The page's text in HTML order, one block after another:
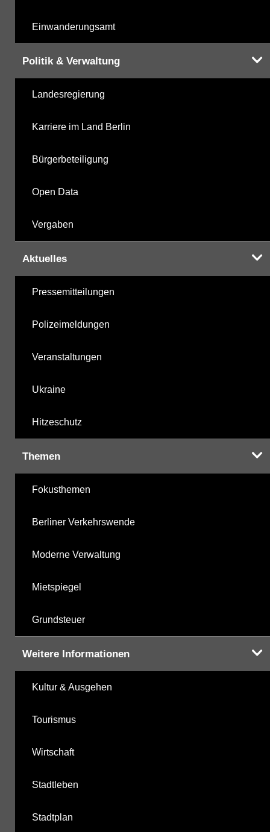
Einwanderungsamt
Politik & Verwaltung
Landesregierung
Karriere im Land Berlin
Bürgerbeteiligung
Open Data
Vergaben
Aktuelles
Pressemitteilungen
Polizeimeldungen
Veranstaltungen
Ukraine
Hitzeschutz
Themen
Fokusthemen
Berliner Verkehrswende
Moderne Verwaltung
Mietspiegel
Grundsteuer
Weitere Informationen
Kultur & Ausgehen
Tourismus
Wirtschaft
Stadtleben
Stadtplan